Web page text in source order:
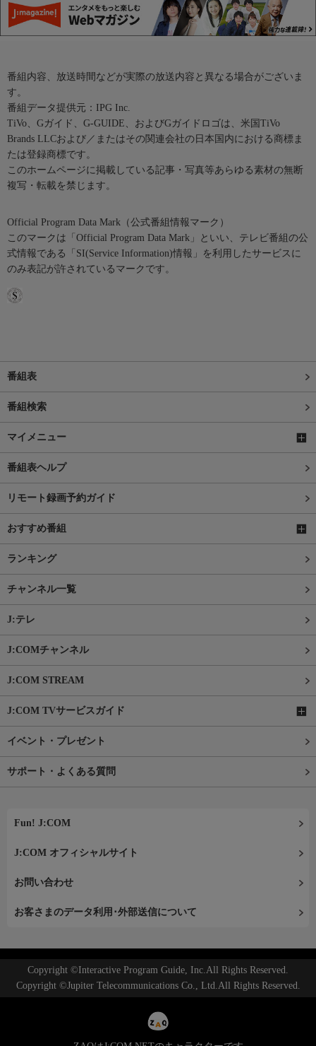
番組内容、放送時間などが実際の放送内容と異なる場合がございま
す。
番組データ提供元：IPG Inc.
TiVo、Gガイド、G-GUIDE、およびGガイドロゴは、米国TiVo
Brands LLCおよび／またはその関連会社の日本国内における商標ま
たは登録商標です。
このホームページに掲載している記事・写真等あらゆる素材の無断
複写・転載を禁じます。
Official Program Data Mark（公式番組情報マーク）
このマークは「Official Program Data Mark」といい、テレビ番組の公
式情報である「SI(Service Information)情報」を利用したサービスに
のみ表記が許されているマークです。
番組表
番組検索
マイメニュー
番組表ヘルプ
リモート録画予約ガイド
おすすめ番組
ランキング
チャンネル一覧
J:テレ
J:COMチャンネル
J:COM STREAM
J:COM TVサービスガイド
イベント・プレゼント
サポート・よくある質問
Fun! J:COM
J:COM オフィシャルサイト
お問い合わせ
お客さまのデータ利用･外部送信について
Copyright ©Interactive Program Guide, Inc.All Rights Reserved.
Copyright ©Jupiter Telecommunications Co., Ltd.All Rights Reserved.